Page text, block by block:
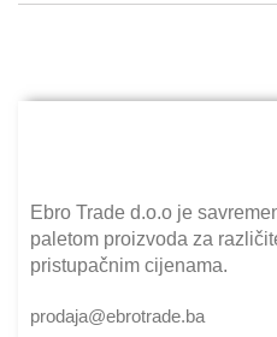
Ebro Trade d.o.o je
paletom proizvoda za
pristupačnim cijenama.
prodaja@ebrotrade.ba